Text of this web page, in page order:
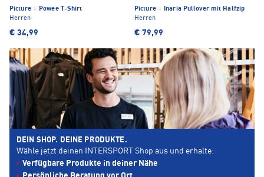
Picture ·
Powee T-Shirt
Herren
€ 34,99
Picture ·
Inaria Pullover mit Halfzip
Herren
€ 79,99
DEIN SHOP. DEINE PRODUKTE.
Wähle jetzt deinen INTERSPORT Shop aus und erhalte:
Verfügbare Produkte in deiner Nähe